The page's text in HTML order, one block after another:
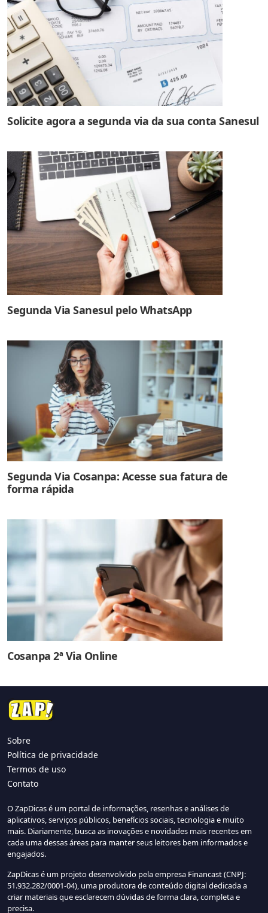
Solicite agora a segunda via da sua conta Sanesul
Segunda Via Sanesul pelo WhatsApp
Segunda Via Cosanpa: Acesse sua fatura de
forma rápida
Cosanpa 2ª Via Online
Sobre
Política de privacidade
Termos de uso
Contato
O ZapDicas é um portal de informações, resenhas e análises de
aplicativos, serviços públicos, benefícios sociais, tecnologia e muito
mais. Diariamente, busca as inovações e novidades mais recentes em
cada uma dessas áreas para manter seus leitores bem informados e
engajados.
ZapDicas é um projeto desenvolvido pela empresa Financast (CNPJ:
51.932.282/0001-04), uma produtora de conteúdo digital dedicada a
criar materiais que esclarecem dúvidas de forma clara, completa e
precisa.